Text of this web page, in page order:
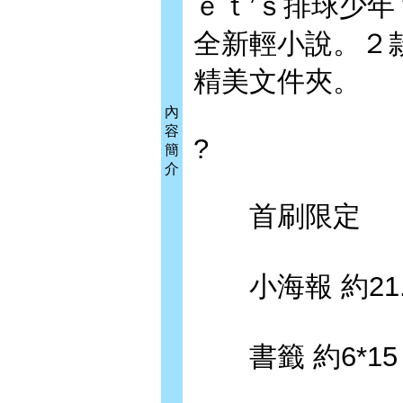
內
容
簡
介
全新輕小說。２
精美文件夾。
?
首刷限定
小海報 約
書籤 約6*15